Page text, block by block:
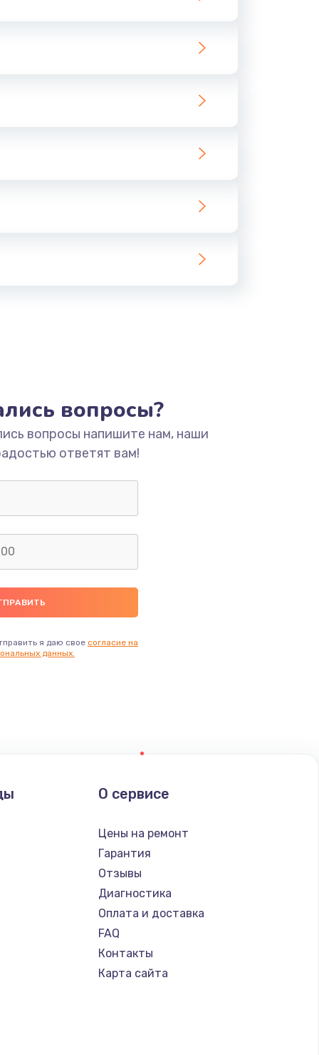
вопросы?
вопросы напишите нам, наши
ответят вам!
я даю свое согласие на
данных.
О сервисе
Цены на ремонт
Гарантия
Отзывы
Диагностика
Оплата и доставка
FAQ
Контакты
Карта сайта